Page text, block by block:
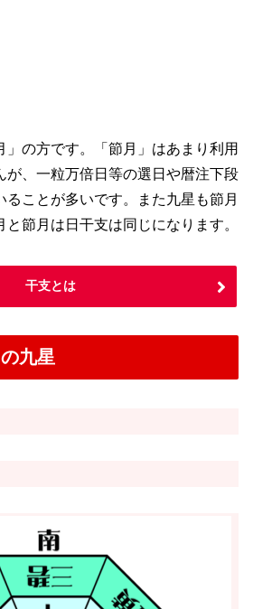
」の方です。「節月」はあまり利用
が、一粒万倍日等の選日や暦注下段
ることが多いです。また九星も節月
節月は日干支は同じになります。
干支とは
九星